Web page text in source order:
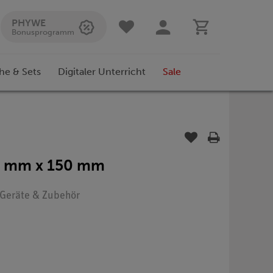
PHYWE
Bonusprogramm
& Sets Digitaler Unterricht Sale
x 150 mm
& Zubehör